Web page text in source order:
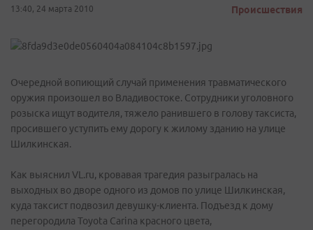
13:40, 24 марта 2010 Происшествия
Очередной вопиющий случай применения травматического
оружия произошел во Владивостоке. Сотрудники уголовного
розыска ищут водителя, тяжело ранившего в голову таксиста,
просившего уступить ему дорогу к жилому зданию на улице
Шилкинская.
Как выяснил VL.ru, кровавая трагедия разыгралась на
выходных во дворе одного из домов по улице Шилкинская,
куда таксист подвозил девушку-клиента. Подъезд к дому
перегородила Toyota Carina красного цвета,